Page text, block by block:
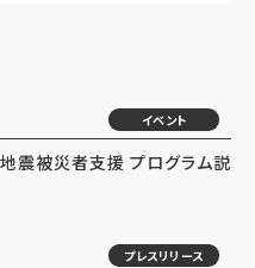
イベント
地震被災者支援 プログラム説
プレスリリース